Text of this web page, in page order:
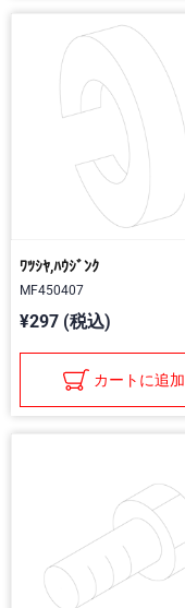
ﾜﾂｼﾔ,ﾊｳｼﾞﾝｸ
MF450407
¥297 (税込)
カートに追加